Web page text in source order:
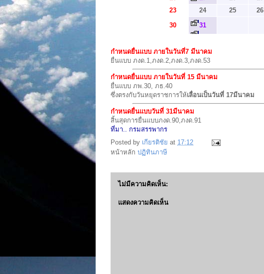
23
24 25 26
30
31
กำหนดยื่นแบบ ภายในวันที่​7 มีนาคม
ยื่นแบบ ภงด.1,​ภงด.2,​ภงด.3,​ภงด.53
กำหนดยื่นแบบ ภายในวันที่ 15 มีนาคม
ยื่นแบบ ภพ.30, ภธ.40
ซึ่งตรงกับวันหยุดราชการให้เลื่อนเป็นวันที่ 17​มีนาคม
กำหนดยื่นแบบวันที่ 31​มีนาคม
สิ้นสุดการยื่นแบบ​ภงด.90,​ภงด.91
ที่มา.. กรมสรรพากร
Posted by เกียรติชัย at 17:12
หน้าหลัก ปฏิทินภาษี
ไม่มีความคิดเห็น:
แสดงความคิดเห็น